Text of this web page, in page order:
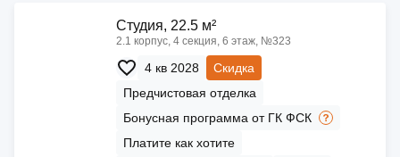
Cтудия, 22.5 м²
2.1 корпус, 4 секция, 6 этаж, №323
4 кв 2028
Скидка
Предчистовая отделка
Бонусная программа от ГК ФСК
Платите как хотите